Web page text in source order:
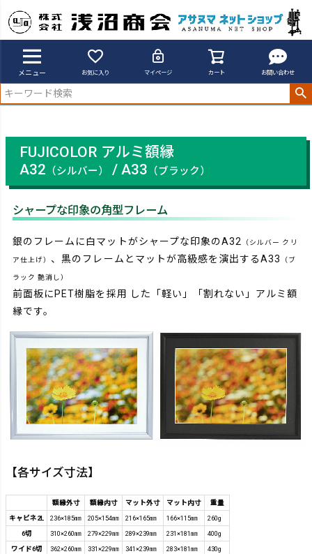
メニュー お気に入り マイページ カート お問い合わせ
アサヌマネットショップ
FUJICOLOR アルミ額縁
A32 （シルバー） / A33 （ブラック）
シャープな印象の角型フレーム
銀のフレームに白マットがシャープな印象のA32 （シルバー クリ
ア仕上げ） 、黒のフレームとマットが高級感を演出するA33 （ブ
ラック 艶消し）
前面板にPET樹脂を採用 した「軽い」「割れない」アルミ額
縁です。
【各サイズ寸法】
額縁外寸 額縁内寸 マット外寸 マット内寸
重量
キャビネ2L
236×185㎜ 205×154㎜ 216×165㎜ 166×115㎜
260g
6切
310×260㎜ 279×229㎜ 289×239㎜ 231×181㎜
400g
ワイド6切
362×260㎜ 331×229㎜ 341×239㎜ 283×181㎜
430g